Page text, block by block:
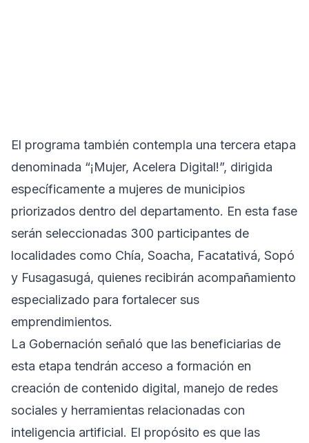
El programa también contempla una tercera etapa
denominada “¡Mujer, Acelera Digital!”, dirigida
específicamente a mujeres de municipios
priorizados dentro del departamento. En esta fase
serán seleccionadas 300 participantes de
localidades como Chía, Soacha, Facatativá, Sopó
y Fusagasugá, quienes recibirán acompañamiento
especializado para fortalecer sus
emprendimientos.
La Gobernación señaló que las beneficiarias de
esta etapa tendrán acceso a formación en
creación de contenido digital, manejo de redes
sociales y herramientas relacionadas con
inteligencia artificial. El propósito es que las